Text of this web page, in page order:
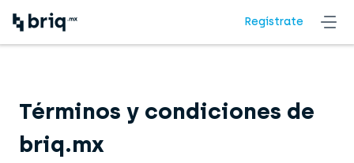
Regístrate
Términos y condiciones de
briq.mx